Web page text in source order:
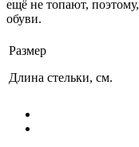
ещё не топают,
обуви.
Размер
Длина стельки, см.